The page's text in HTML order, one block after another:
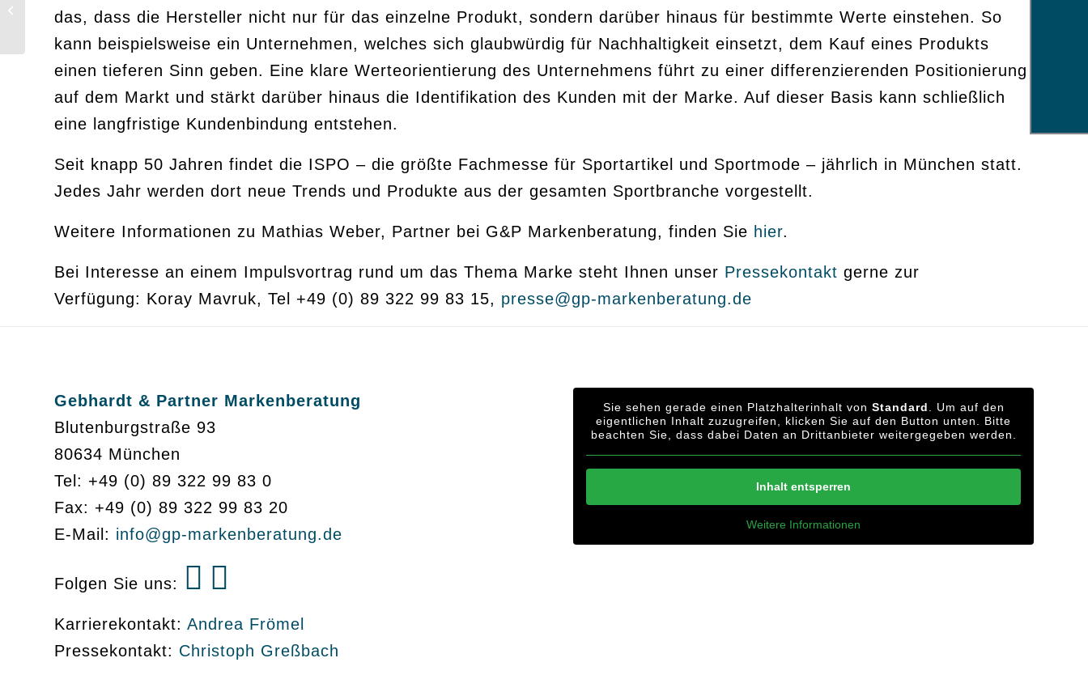
das, dass die Hersteller nicht nur für das einzelne Produkt, sondern darüber hinaus für bestimmte Werte einstehen. So
kann beispielsweise ein Unternehmen, welches sich glaubwürdig für Nachhaltigkeit einsetzt, dem Kauf eines Produkts
einen tieferen Sinn geben. Eine klare Werteorientierung des Unternehmens führt zu einer differenzierenden Positionierung
auf dem Markt und stärkt darüber hinaus die Identifikation des Kunden mit der Marke. Auf dieser Basis kann schließlich
eine langfristige Kundenbindung entstehen.
Seit knapp 50 Jahren findet die ISPO – die größte Fachmesse für Sportartikel und Sportmode – jährlich in München statt.
Jedes Jahr werden dort neue Trends und Produkte aus der gesamten Sportbranche vorgestellt.
Weitere Informationen zu Mathias Weber, Partner bei G&P Markenberatung, finden Sie hier.
Bei Interesse an einem Impulsvortrag rund um das Thema Marke steht Ihnen unser Pressekontakt gerne zur
Verfügung: Koray Mavruk, Tel +49 (0) 89 322 99 83 15, presse@gp-markenberatung.de
Gebhardt & Partner Markenberatung
Blutenburgstraße 93
80634 München
Tel: +49 (0) 89 322 99 83 0
Fax: +49 (0) 89 322 99 83 20
E-Mail: info@gp-markenberatung.de
Folgen Sie uns:
Karrierekontakt: Andrea Frömel
Pressekontakt: Christoph Greßbach
Sie sehen gerade einen Platzhalterinhalt von Standard
. Um auf den
eigentlichen Inhalt zuzugreifen, klicken Sie auf den Button unten. Bitte
beachten Sie, dass dabei Daten an Drittanbieter weitergegeben werden.
Inhalt entsperren
Weitere Informationen
man eigentlich einen
König?